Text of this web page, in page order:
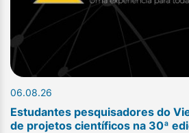
06.08.26
Estudantes pesquisadores do
de projetos científicos na 30ª